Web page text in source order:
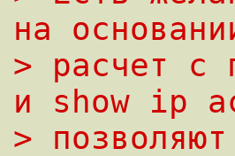
на
> расчет
и show ip
> позволяют